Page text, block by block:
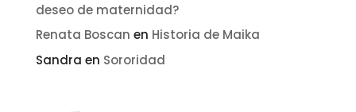
deseo de maternidad?
Renata Boscan en Historia de Maika
Sandra en Sororidad